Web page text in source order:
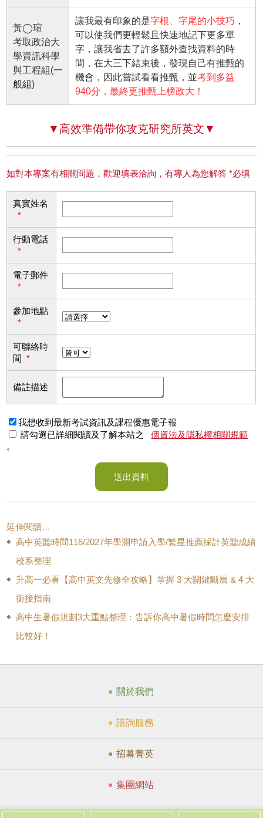
黃◯瑄
考取政治大
學資訊科學
與工程組(一
般組)
讓我最有印象的是字根、字尾的小技巧 ，
可以使我們更輕鬆且快速地記下更多單
字，讓我省去了許多額外查找資料的時
間，在大三下結束後，發現自己有推甄的
機會，因此嘗試看看推甄，並考到多益
940分，最終更推甄上榜政大！
▼高效準備帶你攻克研究所英文▼
如對本專案有相關問題，歡迎填表洽詢，有專人為您解答 *必填
真實姓名
*
行動電話
*
電子郵件
*
參加地點
*
可聯絡時
間 *
備註描述
我想收到最新考試資訊及課程優惠電子報
請勾選已詳細閱讀及了解本站之
個資法及隱私權相關規範
。
送出資料
延伸閱讀…
高中英聽時間116/2027年學測申請入學/繁星推薦採計英聽成績
校系整理
升高一必看【高中英文先修全攻略】掌握 3 大關鍵斷層 & 4 大
銜接指南
高中生暑假規劃3大重點整理：告訴你高中暑假時間怎麼安排
比較好！
關於我們
諮詢服務
招幕菁英
集團網站